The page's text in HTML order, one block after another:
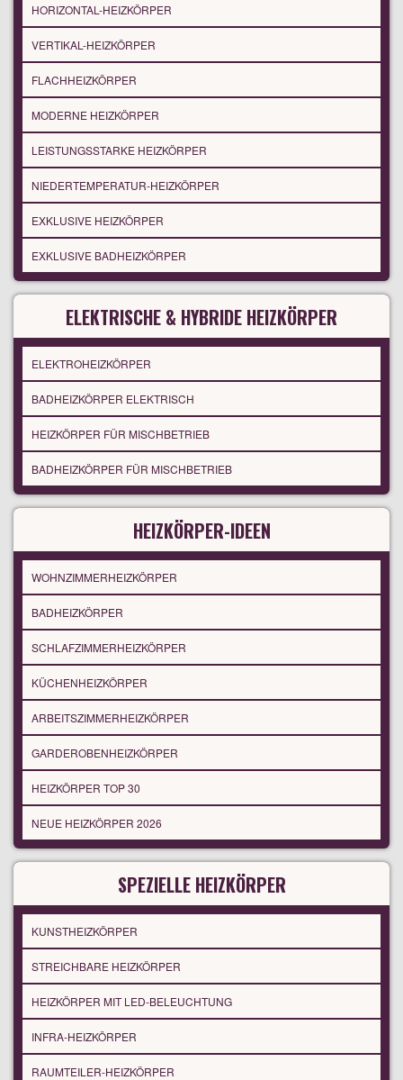
HORIZONTAL-HEIZKÖRPER
VERTIKAL-HEIZKÖRPER
FLACHHEIZKÖRPER
MODERNE HEIZKÖRPER
LEISTUNGSSTARKE HEIZKÖRPER
NIEDERTEMPERATUR-HEIZKÖRPER
EXKLUSIVE HEIZKÖRPER
EXKLUSIVE BADHEIZKÖRPER
ELEKTRISCHE & HYBRIDE HEIZKÖRPER
ELEKTROHEIZKÖRPER
BADHEIZKÖRPER ELEKTRISCH
HEIZKÖRPER FÜR MISCHBETRIEB
BADHEIZKÖRPER FÜR MISCHBETRIEB
HEIZKÖRPER-IDEEN
WOHNZIMMERHEIZKÖRPER
BADHEIZKÖRPER
SCHLAFZIMMERHEIZKÖRPER
KÜCHENHEIZKÖRPER
ARBEITSZIMMERHEIZKÖRPER
GARDEROBENHEIZKÖRPER
HEIZKÖRPER TOP 30
NEUE HEIZKÖRPER 2026
SPEZIELLE HEIZKÖRPER
KUNSTHEIZKÖRPER
STREICHBARE HEIZKÖRPER
HEIZKÖRPER MIT LED-BELEUCHTUNG
INFRA-HEIZKÖRPER
RAUMTEILER-HEIZKÖRPER